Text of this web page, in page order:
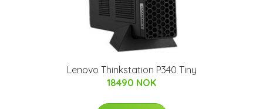
Lenovo Thinkstation P340 Tiny
18490 NOK